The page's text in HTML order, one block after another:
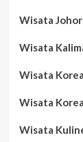
Wisata
Wisata
Wisata Korea
Wisata
Wisata